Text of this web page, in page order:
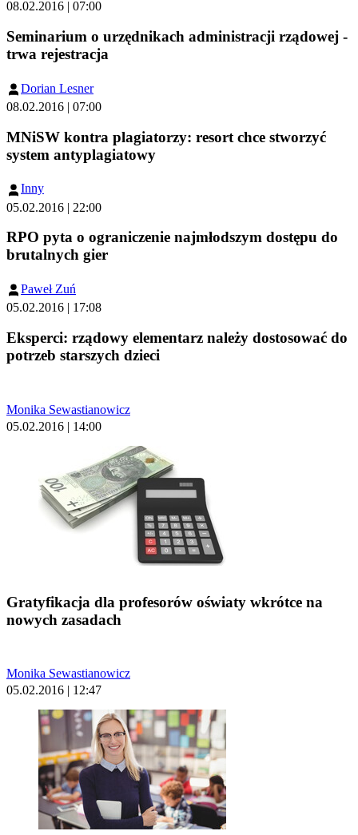
08.02.2016 | 07:00
Seminarium o urzędnikach administracji rządowej -
trwa rejestracja
Dorian Lesner
08.02.2016 | 07:00
MNiSW kontra plagiatorzy: resort chce stworzyć
system antyplagiatowy
Inny
05.02.2016 | 22:00
RPO pyta o ograniczenie najmłodszym dostępu do
brutalnych gier
Paweł Zuń
05.02.2016 | 17:08
Eksperci: rządowy elementarz należy dostosować do
potrzeb starszych dzieci
Monika Sewastianowicz
05.02.2016 | 14:00
Gratyfikacja dla profesorów oświaty wkrótce na
nowych zasadach
Monika Sewastianowicz
05.02.2016 | 12:47